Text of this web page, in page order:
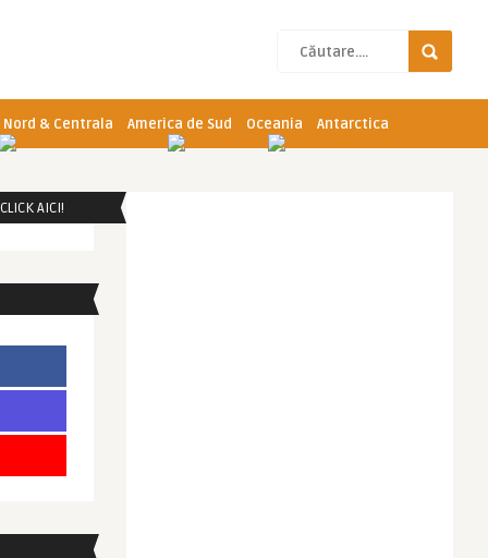
& Centrala America de Sud Oceania Antarctica
AICI!